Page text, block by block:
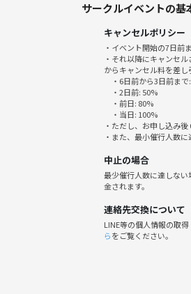
サークルイベントの基
キャンセルポリシー
・イベント開始の7日前
・それ以降にキャンセ
からキャンセル料を差し
・6日前から3日前まで
・2日前: 50%
・前日: 80%
・当日: 100%
・ただし、お申し込み
・また、最小催行人数
中止の場合
最少催行人数に達しな
金されます。
連絡先交換について
LINE等の個人情報の取
らをご覧ください。